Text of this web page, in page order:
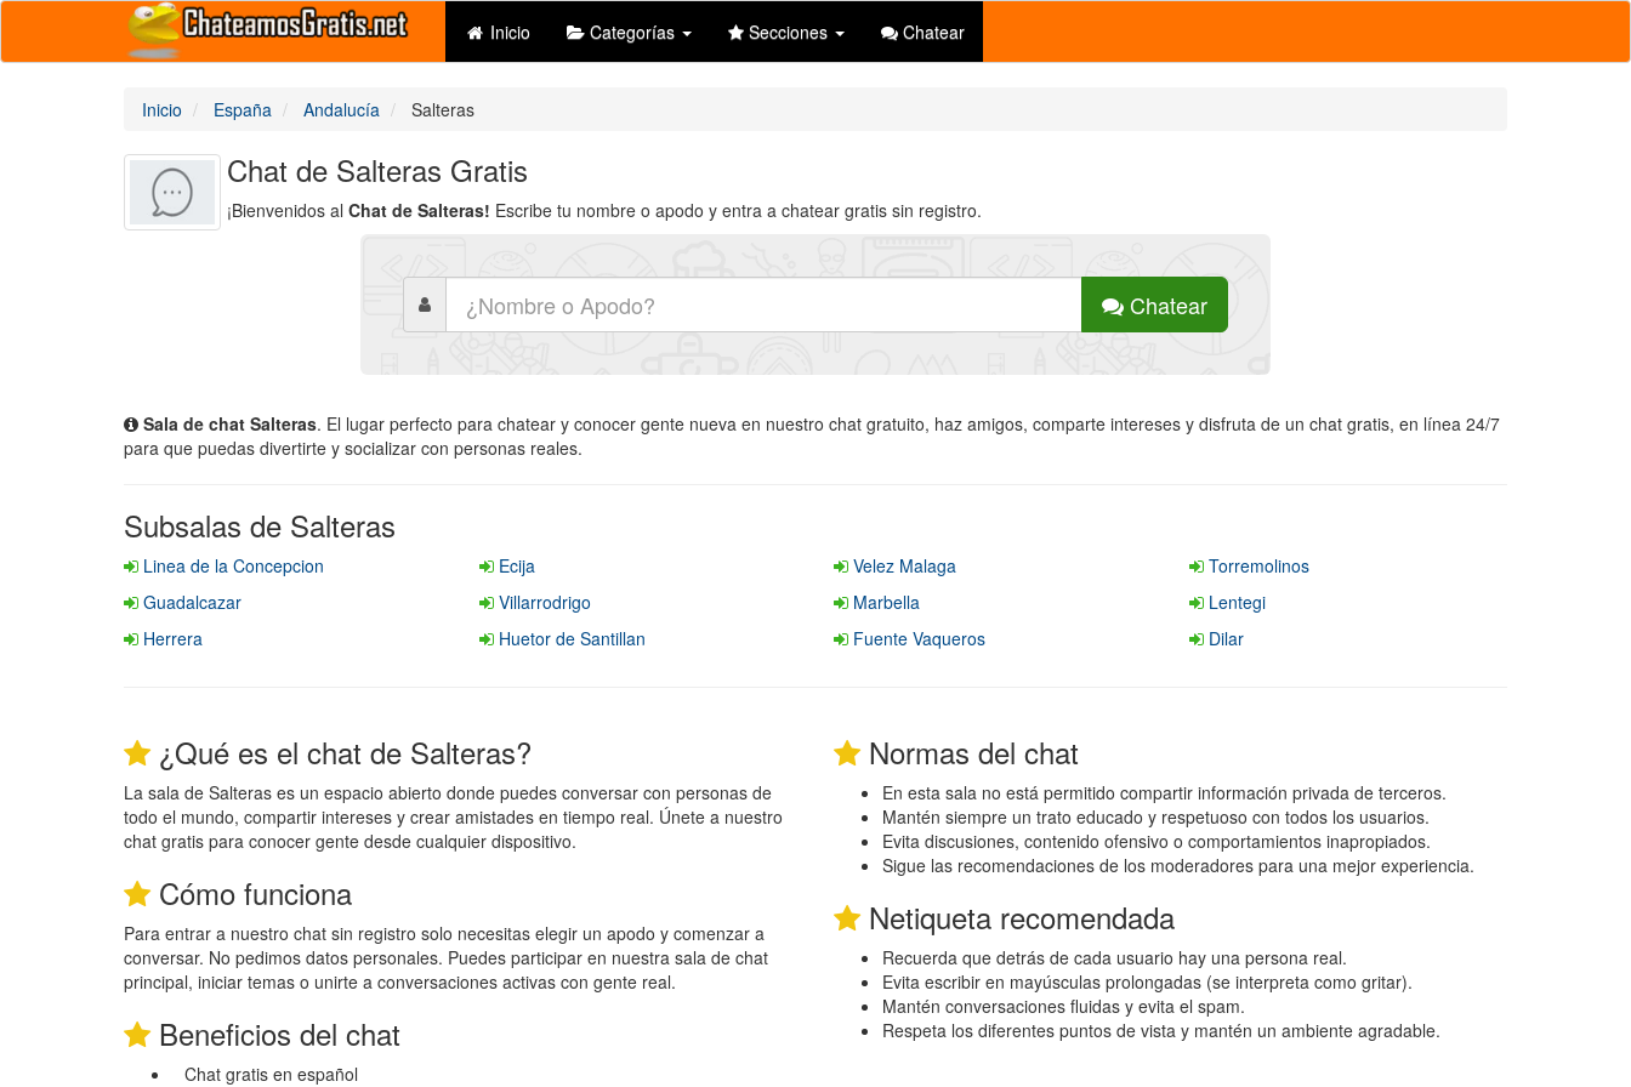
Inicio Categorías Secciones Chatear
Inicio España Andalucía Salteras
Chat de Salteras Gratis
¡Bienvenidos al Chat de Salteras! Escribe tu nombre o apodo y entra a chatear gratis sin registro.
Chatear
Sala de chat Salteras. El lugar perfecto para chatear y conocer gente nueva en nuestro chat gratuito, haz amigos, comparte intereses y disfruta de un chat gratis, en línea 24/7
para que puedas divertirte y socializar con personas reales.
Subsalas de Salteras
Linea de la Concepcion Ecija Velez Malaga
Torremolinos
Guadalcazar
Villarrodrigo Marbella
Lentegi
Herrera
Huetor de Santillan Fuente Vaqueros Dilar
¿Qué es el chat de Salteras?
La sala de Salteras es un espacio abierto donde puedes conversar con personas de
todo el mundo, compartir intereses y crear amistades en tiempo real. Únete a nuestro
chat gratis para conocer gente desde cualquier dispositivo.
Cómo funciona
Para entrar a nuestro chat sin registro solo necesitas elegir un apodo y comenzar a
conversar. No pedimos datos personales. Puedes participar en nuestra sala de chat
principal, iniciar temas o unirte a conversaciones activas con gente real.
Beneficios del chat
Chat gratis en español
Normas del chat
En esta sala no está permitido compartir información privada de terceros.
Mantén siempre un trato educado y respetuoso con todos los usuarios.
Evita discusiones, contenido ofensivo o comportamientos inapropiados.
Sigue las recomendaciones de los moderadores para una mejor experiencia.
Netiqueta recomendada
Recuerda que detrás de cada usuario hay una persona real.
Evita escribir en mayúsculas prolongadas (se interpreta como gritar).
Mantén conversaciones fluidas y evita el spam.
Respeta los diferentes puntos de vista y mantén un ambiente agradable.